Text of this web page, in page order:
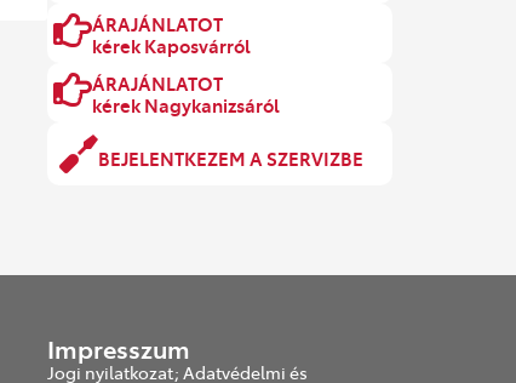
ÁRAJÁNLATOT
kérek Kaposvárról
ÁRAJÁNLATOT
kérek Nagykanizsáról
BEJELENTKEZEM A SZERVIZBE
Impresszum
Jogi nyilatkozat; Adatvédelmi és